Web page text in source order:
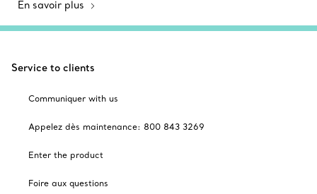
En savoir plus
Service to clients
Communiquer with us
Appelez dès maintenance: 800 843 3269
Enter the product
Foire aux questions